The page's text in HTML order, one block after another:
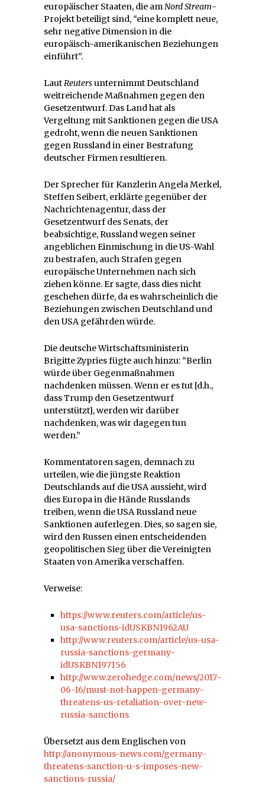
europäischer Staaten, die amNord Stream-
Projekt beteiligt sind, “eine komplett neue,
sehr negative Dimension in die
europäisch-amerikanischen Beziehungen
einführt”.
LautReutersunternimmt Deutschland
weitreichende Maßnahmen gegen den
Gesetzentwurf. Das Land hat als
Vergeltung mit Sanktionen gegen die USA
gedroht, wenn die neuen Sanktionen
gegen Russland in einer Bestrafung
deutscher Firmen resultieren.
Der Sprecher für Kanzlerin Angela Merkel,
Steffen Seibert, erklärte gegenüber der
Nachrichtenagentur, dass der
Gesetzentwurf des Senats, der
beabsichtige, Russland wegen seiner
angeblichen Einmischung in die US-Wahl
zu bestrafen, auch Strafen gegen
europäische Unternehmen nach sich
ziehen könne. Er sagte, dass dies nicht
geschehen dürfe, da es wahrscheinlich die
Beziehungen zwischen Deutschland und
den USA gefährden würde.
Die deutsche Wirtschaftsministerin
Brigitte Zypries fügte auch hinzu: “Berlin
würde über Gegenmaßnahmen
nachdenken müssen. Wenn er es tut [d.h.,
dass Trump den Gesetzentwurf
unterstützt], werden wir darüber
nachdenken, was wir dagegen tun
werden.”
Kommentatoren sagen, demnach zu
urteilen, wie die jüngste Reaktion
Deutschlands auf die USA aussieht, wird
dies Europa in die Hände Russlands
treiben, wenn die USA Russland neue
Sanktionen auferlegen. Dies, so sagen sie,
wird den Russen einen entscheidenden
geopolitischen Sieg über die Vereinigten
Staaten von Amerika verschaffen.
Verweise:
https://www.reuters.com/article/us-
usa-sanctions-idUSKBN1962AU
http://www.reuters.com/article/us-usa-
russia-sanctions-germany-
idUSKBN197156
http://www.zerohedge.com/news/2017-
06-16/must-not-happen-germany-
threatens-us-retaliation-over-new-
russia-sanctions
Übersetzt aus dem Englischen von
http://anonymous-news.com/germany-
threatens-sanction-u-s-imposes-new-
sanctions-russia/